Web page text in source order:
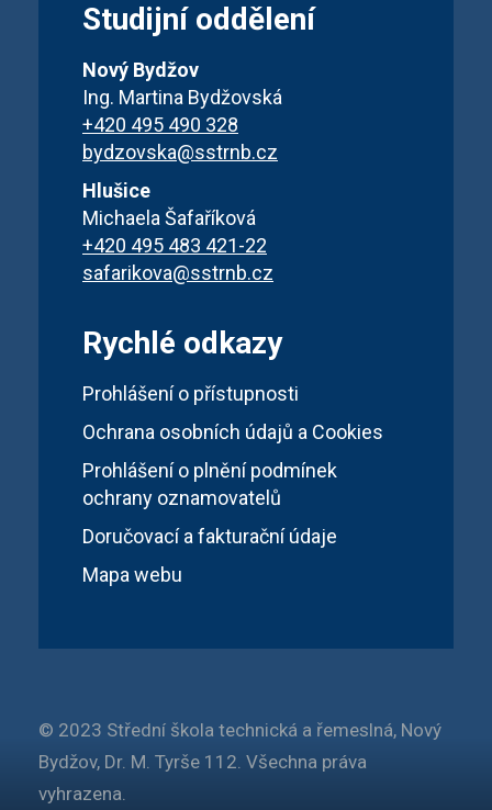
Studijní oddělení
Nový Bydžov
Ing. Martina Bydžovská
+420 495 490 328
bydzovska@sstrnb.cz
Hlušice
Michaela Šafaříková
+420 495 483 421-22
safarikova@sstrnb.cz
Rychlé odkazy
Prohlášení o přístupnosti
Ochrana osobních údajů a Cookies
Prohlášení o plnění podmínek
ochrany oznamovatelů
Doručovací a fakturační údaje
Mapa webu
© 2023 Střední škola technická a řemeslná, Nový
Bydžov, Dr. M. Tyrše 112. Všechna práva
vyhrazena.